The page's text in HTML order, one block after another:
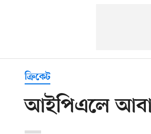
ক্রিকেট
আইপিএলে